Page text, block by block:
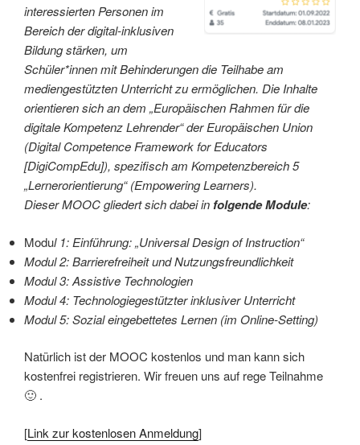
interessierten Personen im
Bereich der digital-inklusiven
Bildung stärken, um
Schüler*innen mit Behinderungen die Teilhabe am
mediengestützten Unterricht zu ermöglichen. Die Inhalte
orientieren sich an dem „Europäischen Rahmen für die
digitale Kompetenz Lehrender“ der Europäischen Union
(Digital Competence Framework for Educators
[DigiCompEdu]), spezifisch am Kompetenzbereich 5
„Lernerorientierung“ (Empowering Learners).
Dieser MOOC gliedert sich dabei infolgende Module:
Modul 1: Einführung: „Universal Design of Instruction“
Modul 2: Barrierefreiheit und Nutzungsfreundlichkeit
Modul 3: Assistive Technologien
Modul 4: Technologiegestützter inklusiver Unterricht
Modul 5: Sozial eingebettetes Lernen (im Online-Setting)
Natürlich ist der MOOC kostenlos und man kann sich
kostenfrei registrieren. Wir freuen uns auf rege Teilnahme
🙂 .
[Link zur kostenlosen Anmeldung]